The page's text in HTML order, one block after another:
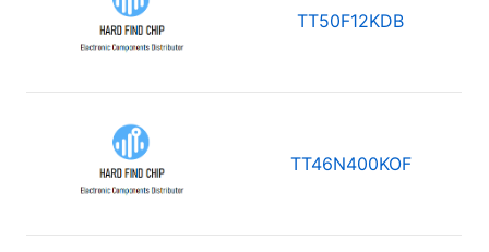
TT50F12KDB
TT46N400KOF